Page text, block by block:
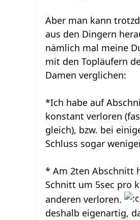
Aber man kann
aus den Dingern
nämlich mal meine
mit den Topläufern
Damen verglichen:
*Ich habe auf
konstant verloren
gleich), bzw. bei
Schluss sogar
* Am 2ten Abschnitt
Schnitt um 5sec pro
anderen verloren.
deshalb eigenartig,